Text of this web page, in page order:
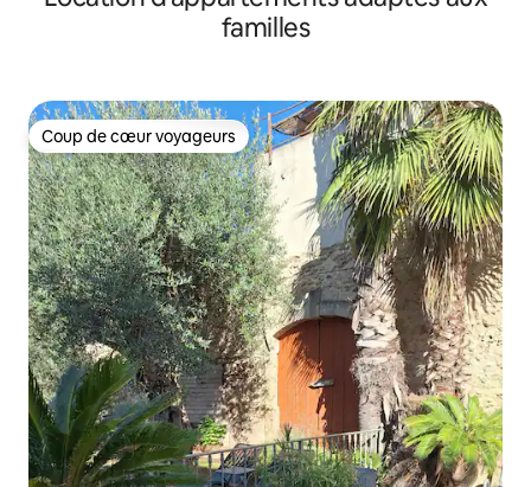
familles
Coup de cœur voyageurs
Coup de cœur voyageurs